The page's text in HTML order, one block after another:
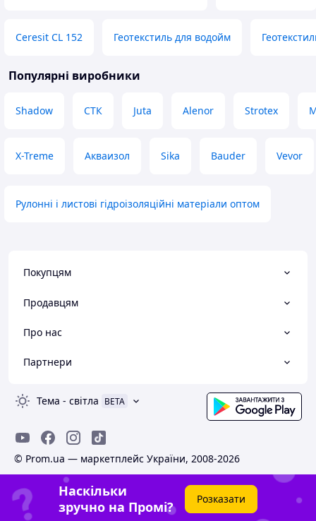
Ceresit CL 152 Геотекстиль для водойм
Популярні виробники
Shadow СТК Juta Alenor Strotex
X-Treme Акваизол Sika Bauder Vevor
Рулонні і листові гідроізоляційні матеріали оптом
Покупцям
Продавцям
Про нас
Партнери
Тема - світла BETA
© Prom.ua — маркетплейс України, 2008-2026
Наскільки
зручно на Промі?
Розказати